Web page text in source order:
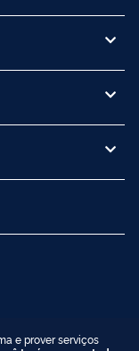
e prover serviços